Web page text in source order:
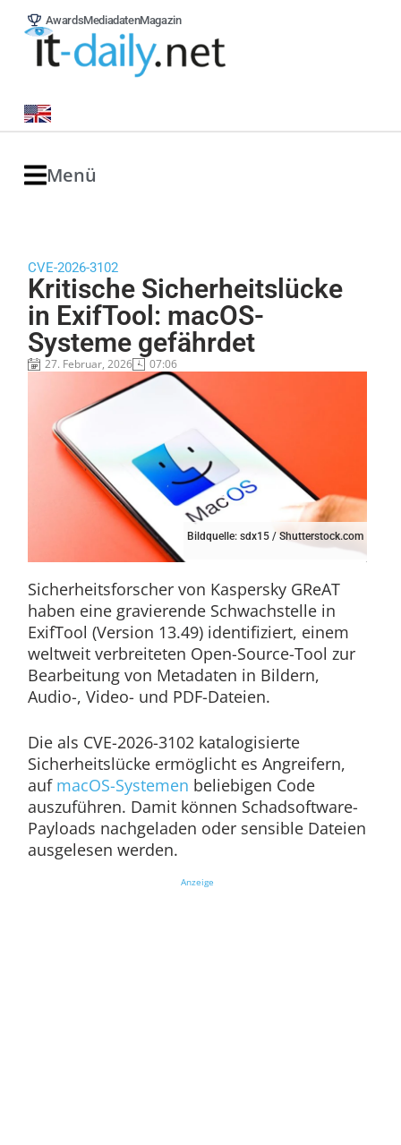
AwardsMediadatenMagazin
Menü
CVE-2026-3102
Kritische Sicherheitslücke
in ExifTool: macOS-
Systeme gefährdet
27. Februar, 2026 07:06
Bildquelle: sdx15 / Shutterstock.com
Sicherheitsforscher von Kaspersky GReAT
haben eine gravierende Schwachstelle in
ExifTool (Version 13.49) identifiziert, einem
weltweit verbreiteten Open-Source-Tool zur
Bearbeitung von Metadaten in Bildern,
Audio-, Video- und PDF-Dateien.
Die als CVE-2026-3102 katalogisierte
Sicherheitslücke ermöglicht es Angreifern,
auf macOS-Systemen beliebigen Code
auszuführen. Damit können Schadsoftware-
Payloads nachgeladen oder sensible Dateien
ausgelesen werden.
Anzeige